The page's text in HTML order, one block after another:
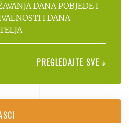
DANA POBJEDE I
I DANA
PREGLEDAJTE SVE